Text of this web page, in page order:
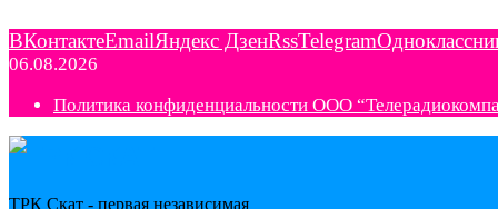
ВКонтактеEmailЯндекс ДзенRssTelegram
06.08.2026
Политика конфиденциальности ООО
ТРК Скат - первая независимая